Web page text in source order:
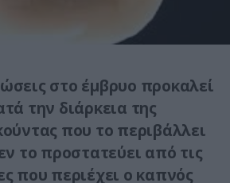
στο έμβρυο προκαλεί
την διάρκεια της
που το περιβάλλει
το προστατεύει από τις
που περιέχει ο καπνός